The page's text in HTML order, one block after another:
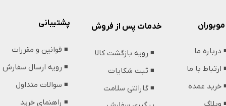
پشتیبانی
◾️ قوانین و مقررات
◾️ رویه ارسال سفارش
◾️ سوالات متداول
◾️ راهنمای خرید
موبوران
درباره ما
ارتباط با ما
خرید عمده
وبلاگ
خدمات پس از فروش
◾️ رویه بازگشت کالا
◾️ ثبت شکایات
◾️ گارانتی سلامت